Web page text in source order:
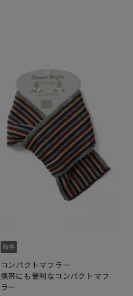
コンパクトマフラー
携帯にも便利なコンパクトマフ
ラー